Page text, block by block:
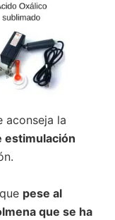
aconseja la
estimulación
pese al
que se ha